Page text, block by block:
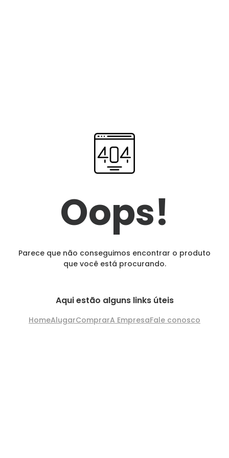
Oops!
Parece que não conseguimos encontrar o produto
que você está procurando.
Aqui estão alguns links úteis
HomeAlugarComprarA EmpresaFale conosco